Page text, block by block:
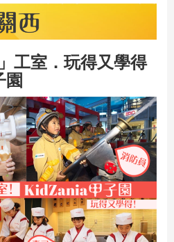
工室．玩得又學得
園